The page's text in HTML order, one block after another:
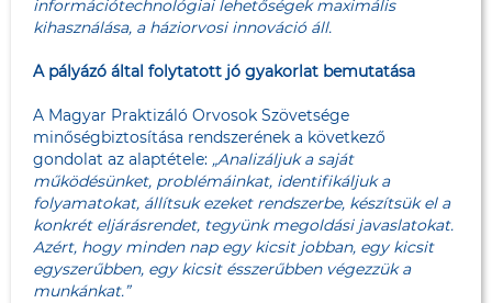
információtechnológiai lehetőségek maximális
kihasználása, a háziorvosi innováció áll.
A pályázó által folytatott jó gyakorlat bemutatása
A Magyar Praktizáló Orvosok Szövetsége
minőségbiztosítása rendszerének a következő
gondolat az alaptétele: „Analizáljuk a saját
működésünket, problémáinkat, identifikáljuk a
folyamatokat, állítsuk ezeket rendszerbe, készítsük el a
konkrét eljárásrendet, tegyünk megoldási javaslatokat.
Azért, hogy minden nap egy kicsit jobban, egy kicsit
egyszerűbben, egy kicsit ésszerűbben végezzük a
munkánkat.”